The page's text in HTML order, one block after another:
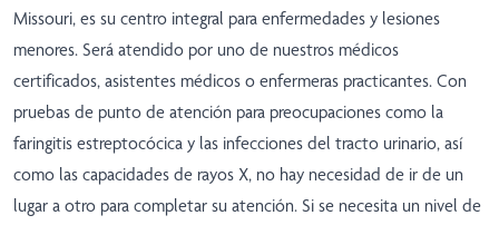
Missouri, es su centro integral para enfermedades y lesiones
menores. Será atendido por uno de nuestros médicos
certificados, asistentes médicos o enfermeras practicantes. Con
pruebas de punto de atención para preocupaciones como la
faringitis estreptocócica y las infecciones del tracto urinario, así
como las capacidades de rayos X, no hay necesidad de ir de un
lugar a otro para completar su atención. Si se necesita un nivel de